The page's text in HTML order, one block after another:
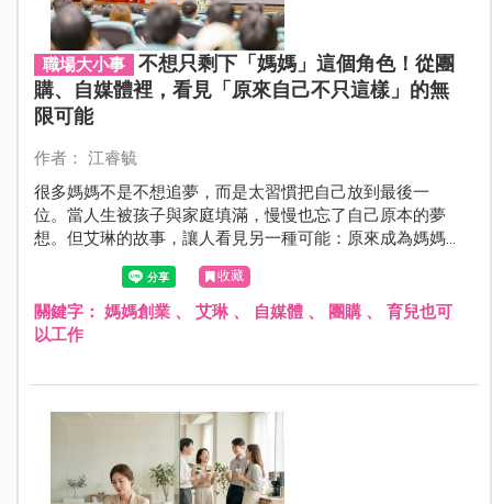
職場大小事
不想只剩下「媽媽」這個角色！從團
購、自媒體裡，看見「原來自己不只這樣」的無
限可能
作者： 江睿毓
很多媽媽不是不想追夢，而是太習慣把自己放到最後一
位。當人生被孩子與家庭填滿，慢慢也忘了自己原本的夢
想。但艾琳的故事，讓人看見另一種可能：原來成為媽媽
後，不一定只能犧牲自己，而是有機會重新找到人生方
向，也重新看見，自己其實比想像中更有力量。
收藏
關鍵字： 媽媽創業、 艾琳、 自媒體、 團購、 育兒也可
以工作